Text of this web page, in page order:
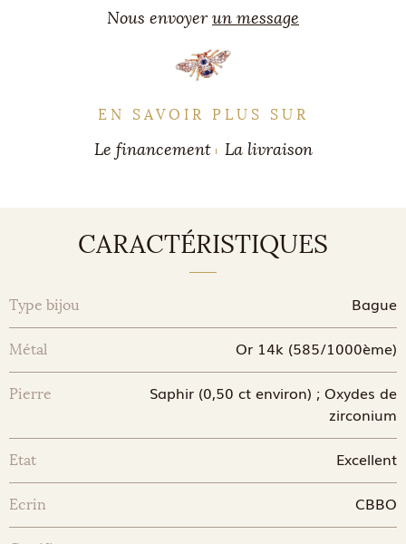
Nous envoyerun message
EN SAVOIR PLUS SUR
Le financement La livraison
CARACTÉRISTIQUES
Type bijou Bague
Métal Or 14k (585/1000ème)
Pierre
Saphir (0,50 ct environ) ; Oxydes de
zirconium
Etat Excellent
Ecrin CBBO